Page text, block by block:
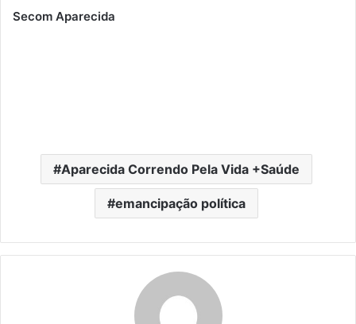
Secom Aparecida
Aparecida Correndo Pela Vida +Saúde
emancipação política